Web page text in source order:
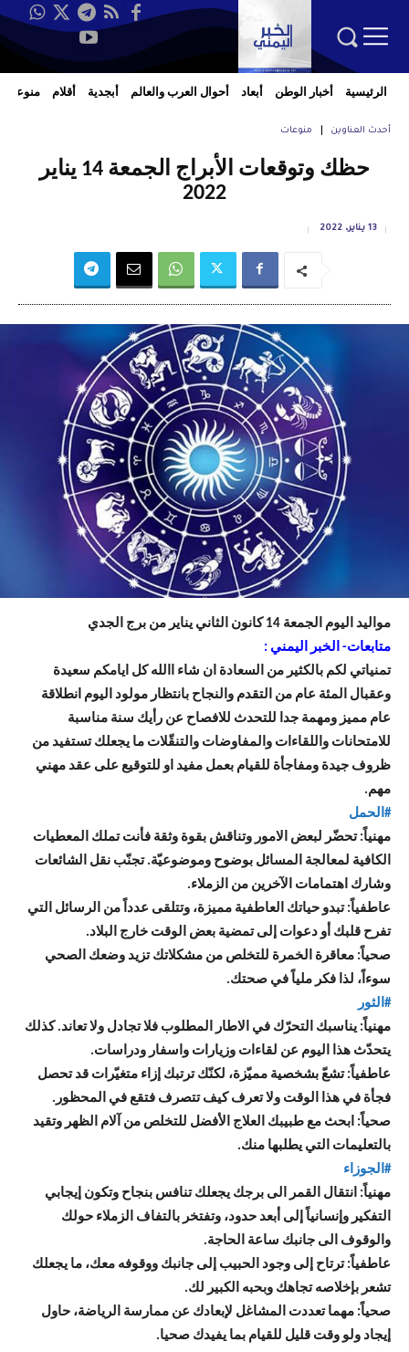
الرئيسية أخبار الوطن أبعاد أحوال العرب والعالم أبجدية أقلام منوعات
أحدث العناوين منوعات
حظك وتوقعات الأبراج الجمعة 14 يناير
2022
13 يناير، 2022
مواليد اليوم الجمعة 14 كانون الثاني يناير من برج الجدي
متابعات- الخبر اليمني :
تمنياتي لكم بالكثير من السعادة ان شاء االله كل ايامكم سعيدة
وعقبال المئة عام من التقدم والنجاح بانتظار مولود اليوم انطلاقة
عام مميز ومهمة جدا للتحدث للافصاح عن رأيك سنة مناسبة
للامتحانات واللقاءات والمفاوضات والتنقّلات ما يجعلك تستفيد من
ظروف جيدة ومفاجأة للقيام بعمل مفيد او للتوقيع على عقد مهني
مهم.
#الحمل
مهنياً: تحضّر لبعض الامور وتناقش بقوة وثقة فأنت تملك المعطيات
الكافية لمعالجة المسائل بوضوح وموضوعيّة. تجنّب نقل الشائعات
وشارك اهتمامات الآخرين من الزملاء.
عاطفياً: تبدو حياتك العاطفية مميزة، وتتلقى عدداً من الرسائل التي
تفرح قلبك أو دعوات إلى تمضية بعض الوقت خارج البلاد.
صحياً: معاقرة الخمرة للتخلص من مشكلاتك تزيد وضعك الصحي
سوءاً، لذا فكر ملياً في صحتك.
#الثور
مهنياً: يناسبك التحرّك في الاطار المطلوب فلا تجادل ولا تعاند. كذلك
يتحدّث هذا اليوم عن لقاءات وزيارات واسفار ودراسات.
عاطفياً: تشعّ بشخصية مميّزة، لكنّك ترتبك إزاء متغيّرات قد تحصل
فجأة في هذا الوقت ولا تعرف كيف تتصرف فتقع في المحظور.
صحياً: ابحث مع طبيبك العلاج الأفضل للتخلص من آلام الظهر وتقيد
بالتعليمات التي يطلبها منك.
#الجوزاء
مهنياً: انتقال القمر الى برجك يجعلك تنافس بنجاح وتكون إيجابي
التفكير وإنسانياً إلى أبعد حدود، وتفتخر بالتفاف الزملاء حولك
والوقوف الى جانبك ساعة الحاجة.
عاطفياً: ترتاح إلى وجود الحبيب إلى جانبك ووقوفه معك، ما يجعلك
تشعر بإخلاصه تجاهك وبحبه الكبير لك.
صحياً: مهما تعددت المشاغل لإبعادك عن ممارسة الرياضة، حاول
إيجاد ولو وقت قليل للقيام بما يفيدك صحيا.